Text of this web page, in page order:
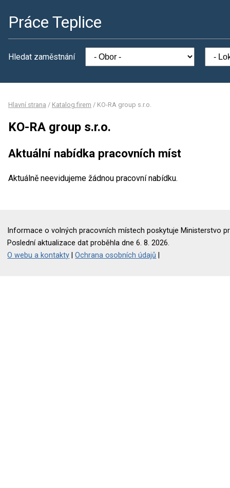
Práce Teplice
Hledat zaměstnání
Hlavní strana / Katalog firem / KO-RA group s.r.o.
KO-RA group s.r.o.
Aktuální nabídka pracovních míst
Aktuálně neevidujeme žádnou pracovní nabídku.
Informace o volných pracovních místech poskytuje Ministerstvo
Poslední aktualizace dat proběhla dne 6. 8. 2026.
O webu a kontakty |Ochrana osobních údajů